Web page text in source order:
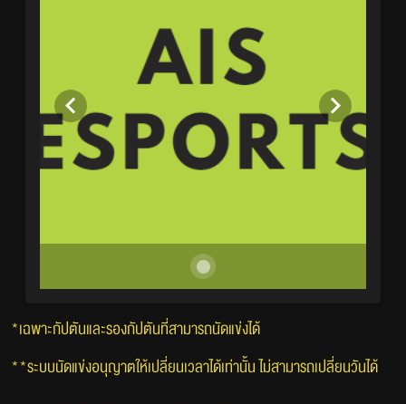
*เฉพาะกัปตันและรองกัปตันที่สามารถนัดแข่งได้
**ระบบนัดแข่งอนุญาตให้เปลี่ยนเวลาได้เท่านั้น ไม่สามารถเปลี่ยนวันได้